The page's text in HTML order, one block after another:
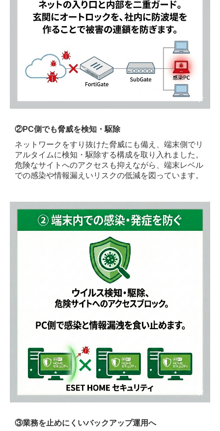
②PC側でも脅威を検知・駆除
ネットワークをすり抜けた脅威にも備え、端末側でリ
アルタイムに検知・駆除する構成を取り入れました。
危険なサイトへのアクセスも抑えながら、端末レベル
での感染や情報漏えいリスクの低減を図っています。
③業務を止めにくいバックアップ運用へ